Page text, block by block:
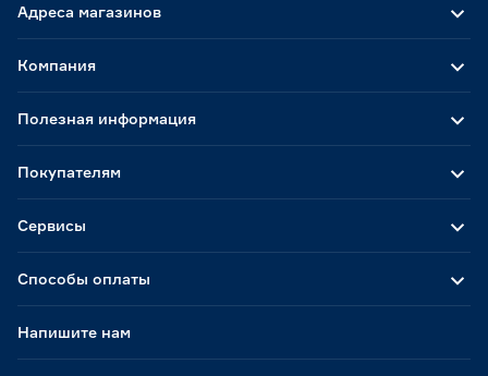
Адреса магазинов
Способы оплаты
Компания
Полезная информация
Покупателям
Сервисы
Напишите нам